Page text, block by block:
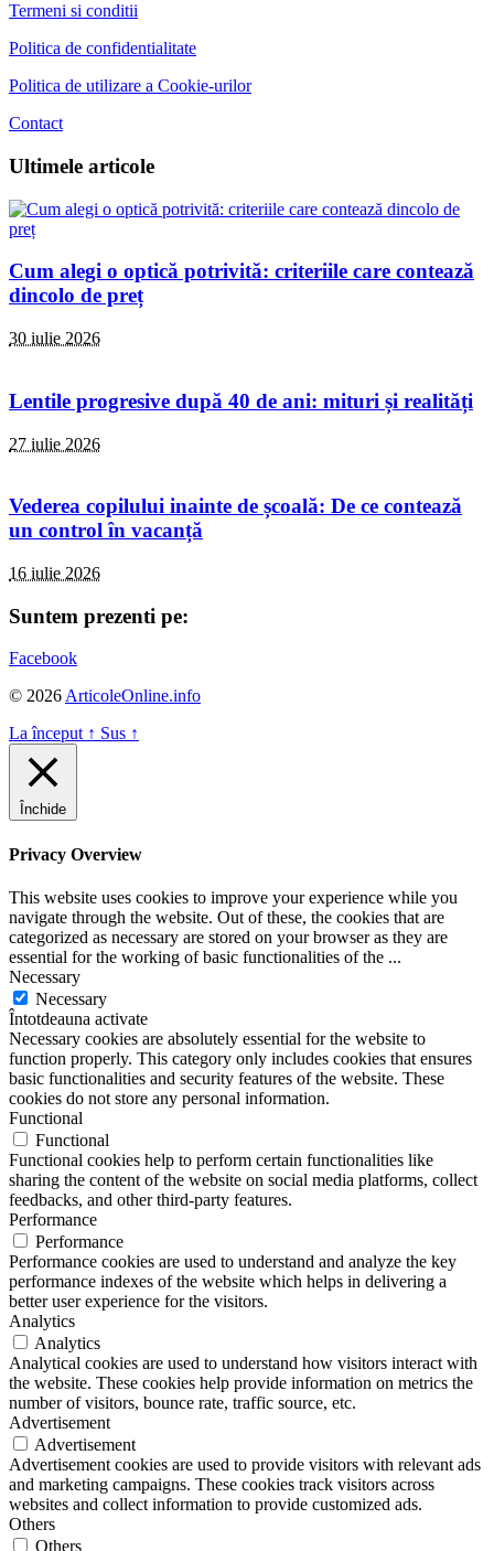
Termeni si conditii
Politica de confidentialitate
Politica de utilizare a Cookie-urilor
Contact
Ultimele articole
Cum alegi o optică potrivită: criteriile care contează
dincolo de preț
30 iulie 2026
Lentile progresive după 40 de ani: mituri și realități
27 iulie 2026
Vederea copilului inainte de școală: De ce contează
un control în vacanță
16 iulie 2026
Suntem prezenti pe:
Facebook
© 2026 ArticoleOnline.info
La început ↑ Sus ↑
Închide
Privacy Overview
This website uses cookies to improve your experience while you
navigate through the website. Out of these, the cookies that are
categorized as necessary are stored on your browser as they are
essential for the working of basic functionalities of the ...
Necessary
Necessary
Întotdeauna activate
Necessary cookies are absolutely essential for the website to
function properly. This category only includes cookies that ensures
basic functionalities and security features of the website. These
cookies do not store any personal information.
Functional
Functional
Functional cookies help to perform certain functionalities like
sharing the content of the website on social media platforms, collect
feedbacks, and other third-party features.
Performance
Performance
Performance cookies are used to understand and analyze the key
performance indexes of the website which helps in delivering a
better user experience for the visitors.
Analytics
Analytics
Analytical cookies are used to understand how visitors interact with
the website. These cookies help provide information on metrics the
number of visitors, bounce rate, traffic source, etc.
Advertisement
Advertisement
Advertisement cookies are used to provide visitors with relevant ads
and marketing campaigns. These cookies track visitors across
websites and collect information to provide customized ads.
Others
Others